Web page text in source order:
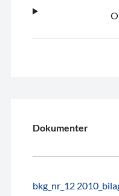
Dokumenter
bkg_nr_12